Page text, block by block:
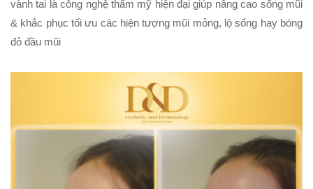
vành tai là công nghệ thẩm mỹ hiện đại giúp nâng cao sống mũi
& khắc phục tối ưu các hiện tượng mũi mỏng, lộ sống hay bóng
đỏ đầu mũi